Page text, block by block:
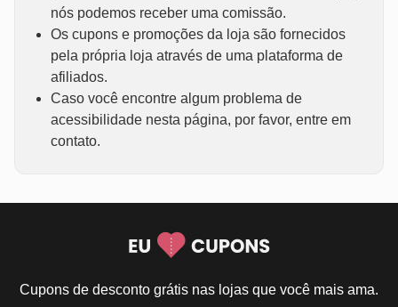
nós podemos receber uma comissão.
Os cupons e promoções da loja são fornecidos
pela própria loja através de uma plataforma de
afiliados.
Caso você encontre algum problema de
acessibilidade nesta página, por favor, entre em
contato.
Cupons de desconto grátis nas lojas que você mais ama.